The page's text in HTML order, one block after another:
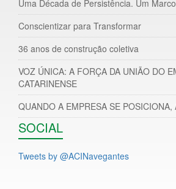
Uma Década de Persistência. Um
Conscientizar para Transformar
36 anos de construção coletiva
VOZ ÚNICA: A FORÇA DA UNIÃO DO
CATARINENSE
QUANDO A EMPRESA SE POSICIONA,
SOCIAL
Tweets by @ACINavegantes